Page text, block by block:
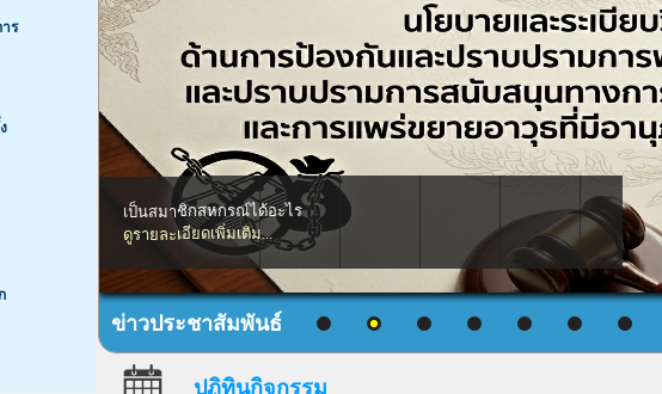
ปฏิทินกิจกรรม